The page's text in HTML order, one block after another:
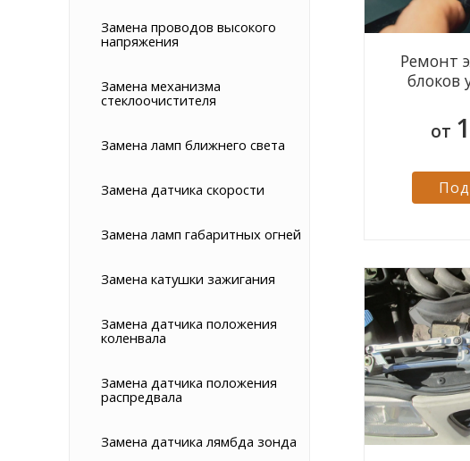
Замена проводов высокого
напряжения
Замена механизма
стеклоочистителя
Замена ламп ближнего света
Замена датчика скорости
Замена ламп габаритных огней
Замена катушки зажигания
Замена датчика положения
коленвала
Замена датчика положения
распредвала
Замена датчика лямбда зонда
Ремонт
блоков
от